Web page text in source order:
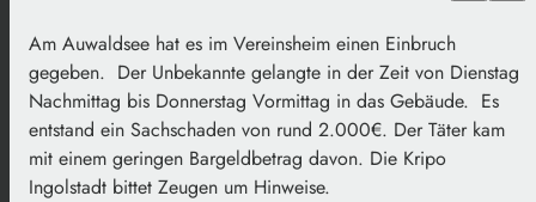
Am Auwaldsee hat es im Vereinsheim einen Einbruch
gegeben. Der Unbekannte gelangte in der Zeit von Dienstag
Nachmittag bis Donnerstag Vormittag in das Gebäude. Es
entstand ein Sachschaden von rund 2.000€. Der Täter kam
mit einem geringen Bargeldbetrag davon. Die Kripo
Ingolstadt bittet Zeugen um Hinweise.